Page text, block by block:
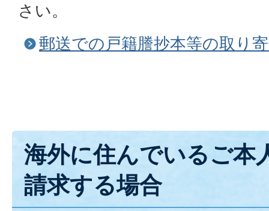
さい。
郵送での戸籍謄抄本等の取り
海外に住んでいるご本
請求する場合